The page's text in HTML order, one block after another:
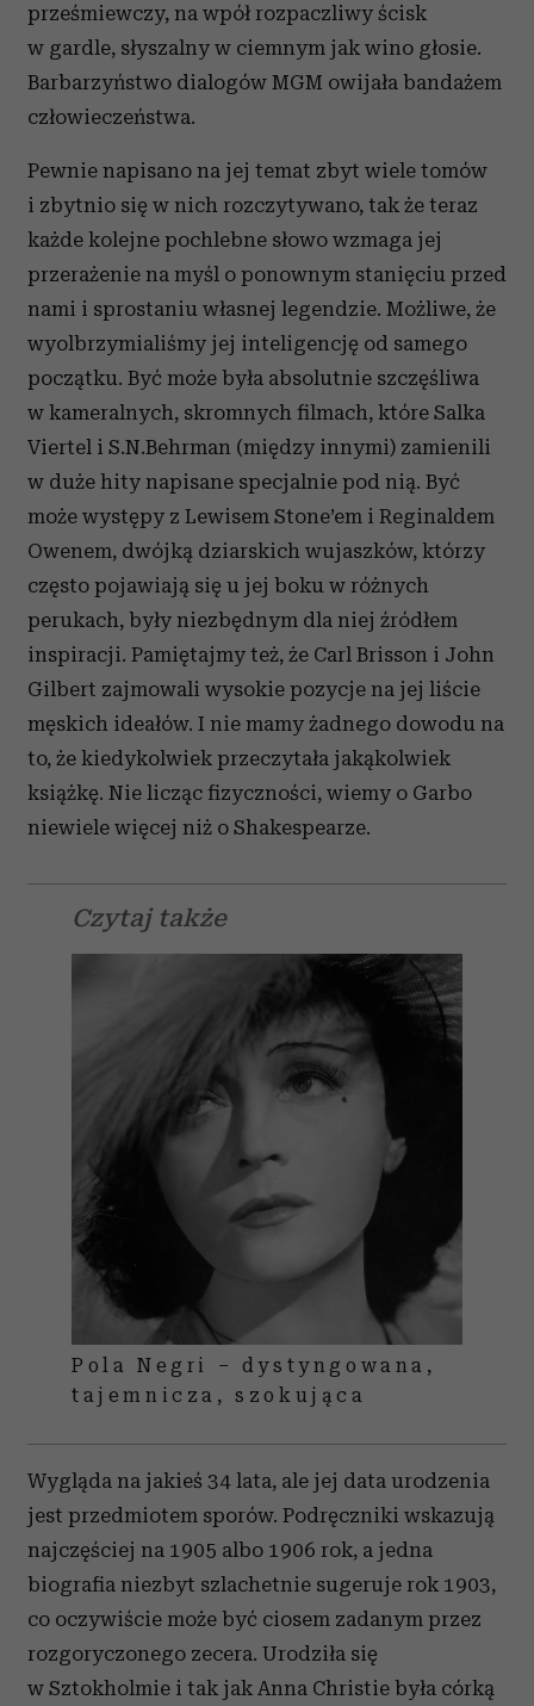
prześmiewczy, na wpół rozpaczliwy ścisk
w gardle, słyszalny w ciemnym jak wino głosie.
Barbarzyństwo dialogów MGM owijała bandażem
człowieczeństwa.
Pewnie napisano na jej temat zbyt wiele tomów
i zbytnio się w nich rozczytywano, tak że teraz
każde kolejne pochlebne słowo wzmaga jej
przerażenie na myśl o ponownym stanięciu przed
nami i sprostaniu własnej legendzie. Możliwe, że
wyolbrzymialiśmy jej inteligencję od samego
początku. Być może była absolutnie szczęśliwa
w kameralnych, skromnych filmach, które Salka
Viertel i S.N.Behrman (między innymi) zamienili
w duże hity napisane specjalnie pod nią. Być
może występy z Lewisem Stone’em i Reginaldem
Owenem, dwójką dziarskich wujaszków, którzy
często pojawiają się u jej boku w różnych
perukach, były niezbędnym dla niej źródłem
inspiracji. Pamiętajmy też, że Carl Brisson i John
Gilbert zajmowali wysokie pozycje na jej liście
męskich ideałów. I nie mamy żadnego dowodu na
to, że kiedykolwiek przeczytała jakąkolwiek
książkę. Nie licząc fizyczności, wiemy o Garbo
niewiele więcej niż o Shakespearze.
Czytaj także
Pola Negri – dystyngowana,
tajemnicza, szokująca
Wygląda na jakieś 34 lata, ale jej data urodzenia
jest przedmiotem sporów. Podręczniki wskazują
najczęściej na 1905 albo 1906 rok, a jedna
biografia niezbyt szlachetnie sugeruje rok 1903,
co oczywiście może być ciosem zadanym przez
rozgoryczonego zecera. Urodziła się
w Sztokholmie i tak jak Anna Christie była córką